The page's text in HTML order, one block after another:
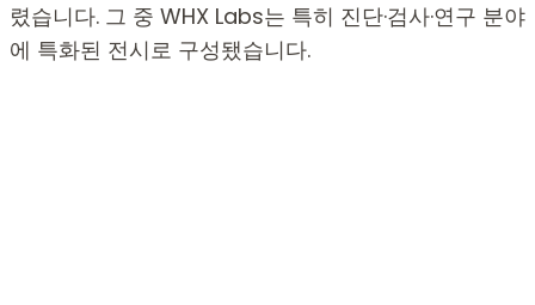
렸습니다. 그 중 WHX Labs는 특히 진단·검사·연구 분야
에 특화된 전시로 구성됐습니다.